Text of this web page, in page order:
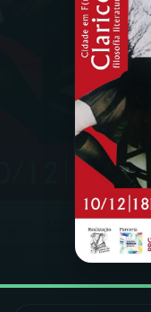
PROGRAMAS
PODCASTS
VIDEOCASTS
ÚLTIMAS
FESTIVAL